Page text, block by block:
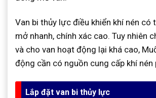
Van bi thủy lực điều khiển khí nén có
mở nhanh, chính xác cao. Tuy nhiên
và cho van hoạt động lại khá cao,
động cần có nguồn cung cấp khí nén
Lắp đặt van bi thủy lực